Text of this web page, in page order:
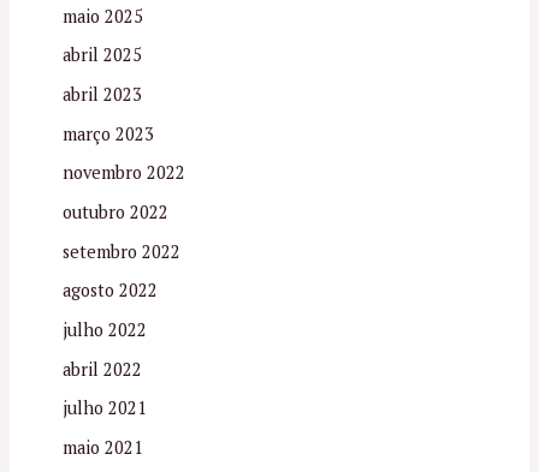
maio 2025
abril 2025
abril 2023
março 2023
novembro 2022
outubro 2022
setembro 2022
agosto 2022
julho 2022
abril 2022
julho 2021
maio 2021